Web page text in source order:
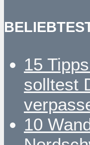
15
solltest
10